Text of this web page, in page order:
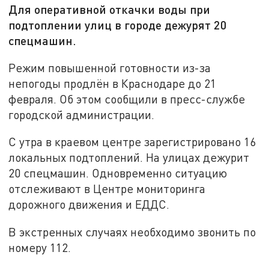
Для оперативной откачки воды при
подтоплении улиц в городе дежурят 20
спецмашин.
Режим повышенной готовности из-за
непогоды продлён в Краснодаре до 21
февраля. Об этом сообщили в пресс-службе
городской администрации.
С утра в краевом центре зарегистрировано 16
локальных подтоплений. На улицах дежурит
20 спецмашин. Одновременно ситуацию
отслеживают в Центре мониторинга
дорожного движения и ЕДДС.
В экстренных случаях необходимо звонить по
номеру 112.